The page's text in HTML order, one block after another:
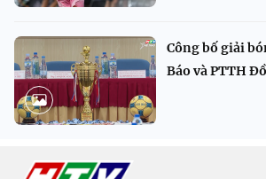
Công bố giải
Báo và PTTH